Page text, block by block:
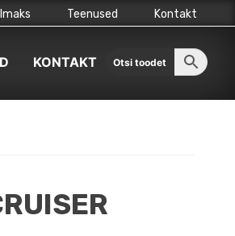
Teenused Kontakt
KONTAKT